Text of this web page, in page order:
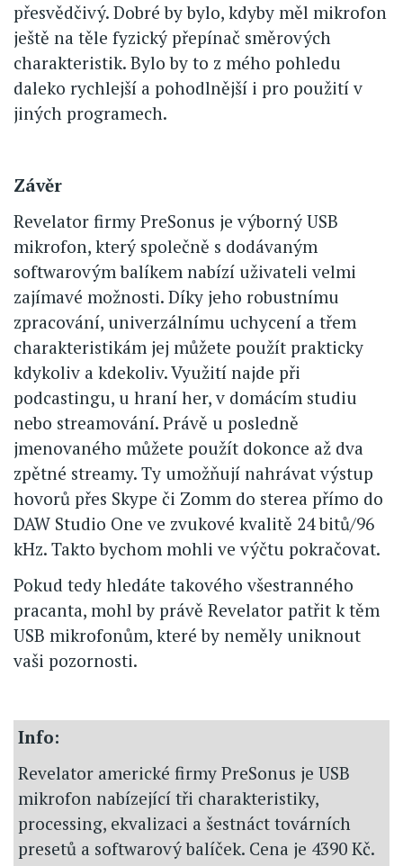
přesvědčivý. Dobré by bylo, kdyby měl mikrofon
ještě na těle fyzický přepínač směrových
charakteristik. Bylo by to z mého pohledu
daleko rychlejší a pohodlnější i pro použití v
jiných programech.
Závěr
Revelator firmy PreSonus je výborný USB
mikrofon, který společně s dodávaným
softwarovým balíkem nabízí uživateli velmi
zajímavé možnosti. Díky jeho robustnímu
zpracování, univerzálnímu uchycení a třem
charakteristikám jej můžete použít prakticky
kdykoliv a kdekoliv. Využití najde při
podcastingu, u hraní her, v domácím studiu
nebo streamování. Právě u posledně
jmenovaného můžete použít dokonce až dva
zpětné streamy. Ty umožňují nahrávat výstup
hovorů přes Skype či Zomm do sterea přímo do
DAW Studio One ve zvukové kvalitě 24 bitů/96
kHz. Takto bychom mohli ve výčtu pokračovat.
Pokud tedy hledáte takového všestranného
pracanta, mohl by právě Revelator patřit k těm
USB mikrofonům, které by neměly uniknout
vaši pozornosti.
Info:
Revelator americké firmy PreSonus je USB
mikrofon nabízející tři charakteristiky,
processing, ekvalizaci a šestnáct továrních
presetů a softwarový balíček. Cena je 4390 Kč.